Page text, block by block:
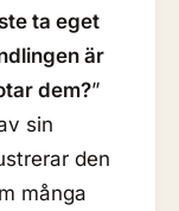
ta eget
är
dem?”
sin
den
många